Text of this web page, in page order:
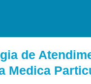
de
Medica